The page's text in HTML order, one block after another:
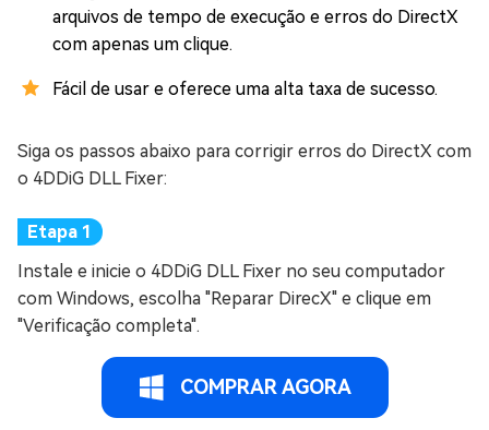
arquivos de tempo de execução e erros do DirectX
com apenas um clique.
Fácil de usar e oferece uma alta taxa de sucesso.
Siga os passos abaixo para corrigir erros do DirectX com
o 4DDiG DLL Fixer:
Instale e inicie o 4DDiG DLL Fixer no seu computador
com Windows, escolha "Reparar DirecX" e clique em
"Verificação completa".
COMPRAR AGORA